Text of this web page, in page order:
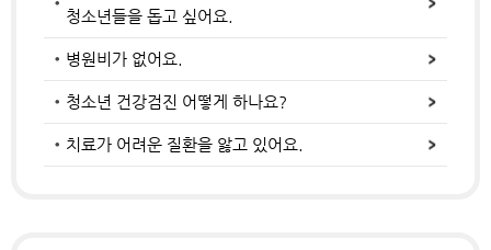
청소년들을 돕고 싶어요.
병원비가 없어요.
청소년 건강검진 어떻게 하나요?
치료가 어려운 질환을 앓고 있어요.